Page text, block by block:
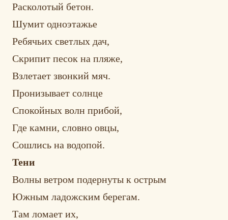
Расколотый бетон.
Шумит одноэтажье
Ребячьих светлых дач,
Скрипит песок на пляже,
Взлетает звонкий мяч.
Пронизывает солнце
Спокойных волн прибой,
Где камни, словно овцы,
Сошлись на водопой.
Тени
Волны ветром подернуты к острым
Южным ладожским берегам.
Там ломает их,